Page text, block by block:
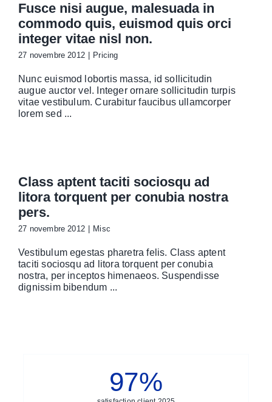
Fusce nisi augue, malesuada in
commodo quis, euismod quis orci
integer vitae nisl non.
27 novembre 2012 Pricing
Nunc euismod lobortis massa, id sollicitudin
augue auctor vel. Integer ornare sollicitudin turpis
vitae vestibulum. Curabitur faucibus ullamcorper
lorem sed ...
Class aptent taciti sociosqu ad
litora torquent per conubia nostra
pers.
27 novembre 2012 Misc
Vestibulum egestas pharetra felis. Class aptent
taciti sociosqu ad litora torquent per conubia
nostra, per inceptos himenaeos. Suspendisse
dignissim bibendum ...
97%